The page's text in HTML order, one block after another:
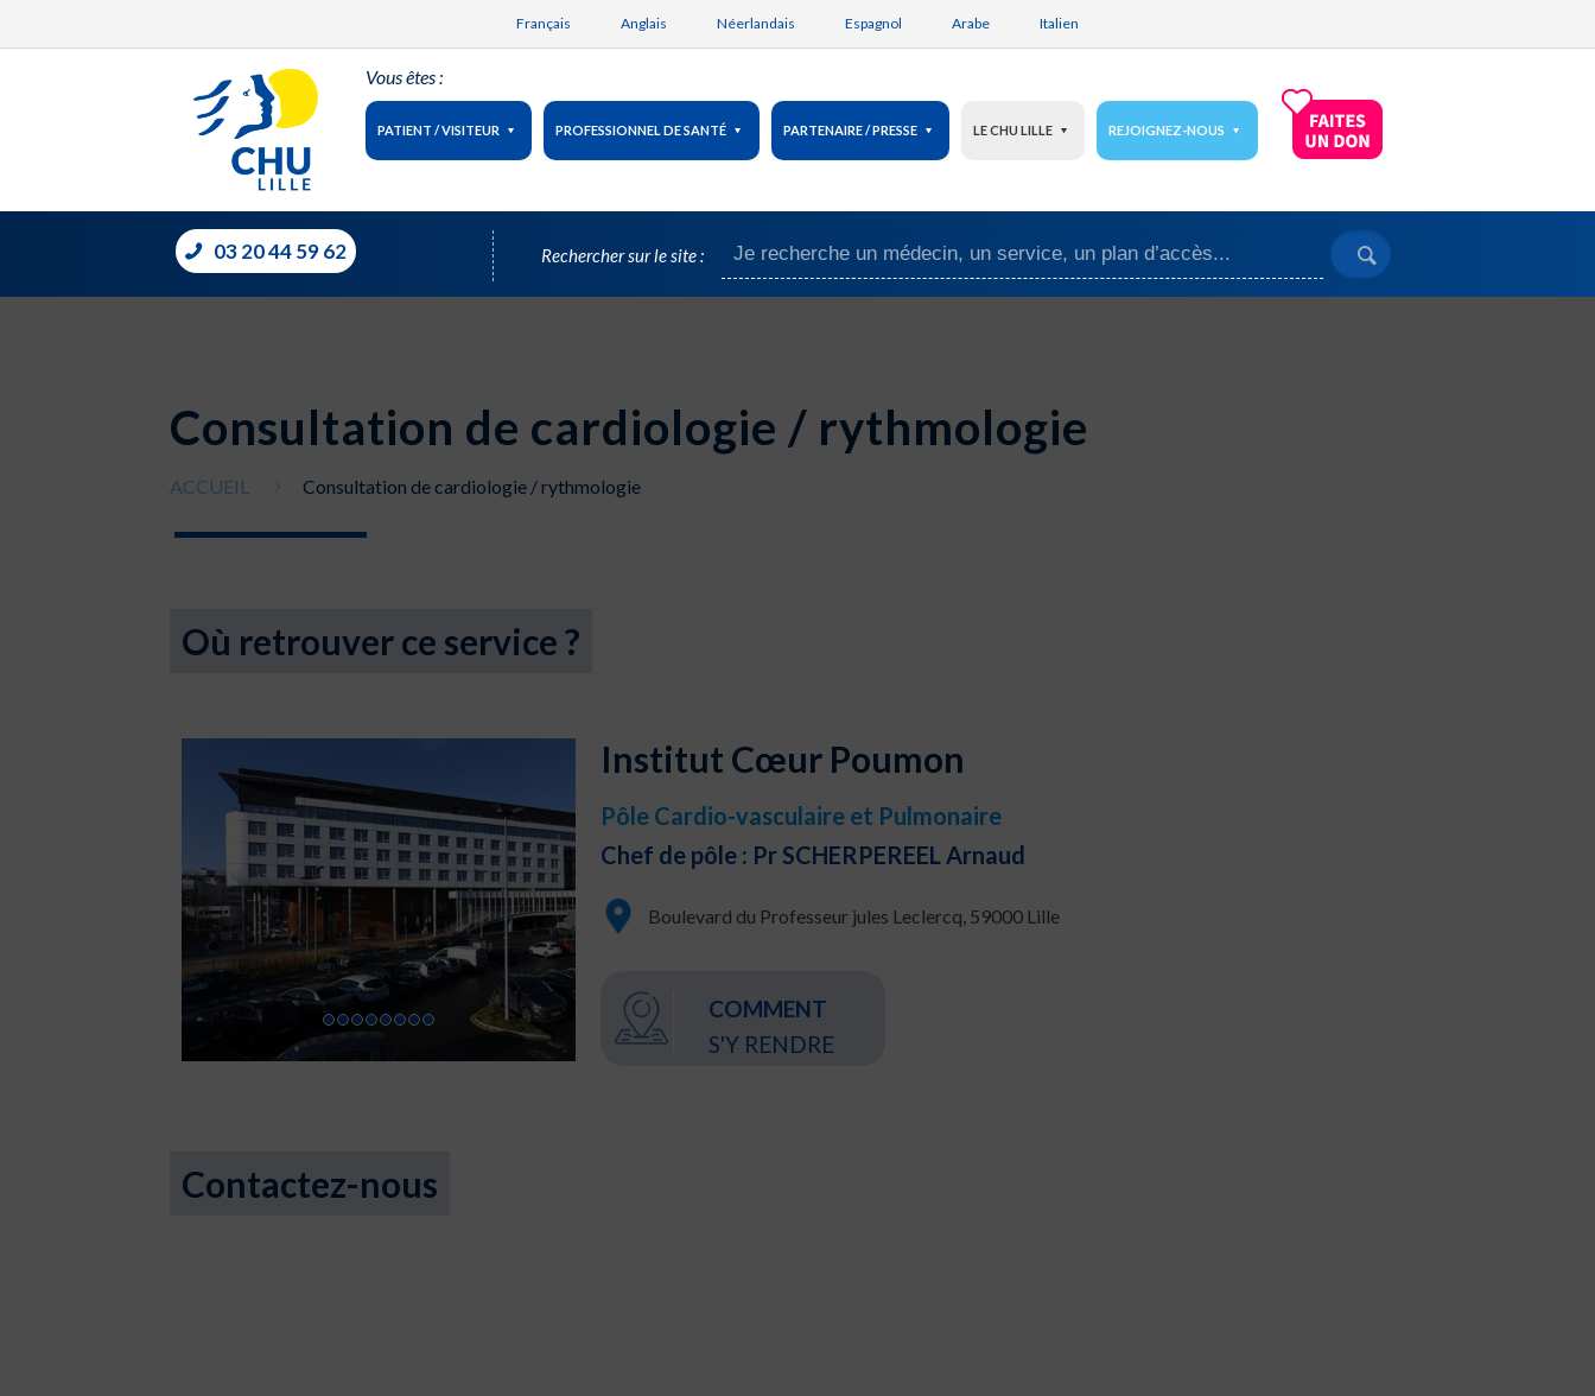
Français Anglais Néerlandais Espagnol Arabe Italien
Vous êtes :
PATIENT / VISITEUR PROFESSIONNEL DE SANTÉ PARTENAIRE / PRESSE LE CHU LILLE REJOIGNEZ-NOUS
03 20 44 59 62 Rechercher sur le site :
Consultation de cardiologie / rythmologie
ACCUEIL Consultation de cardiologie / rythmologie
Où retrouver ce service ?
Institut Cœur Poumon
Pôle Cardio-vasculaire et Pulmonaire
Chef de pôle : Pr SCHERPEREEL Arnaud
Boulevard du Professeur jules Leclercq, 59000 Lille
COMMENT
S'Y RENDRE
Contactez-nous